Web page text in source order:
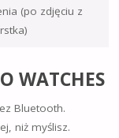
(po zdjęciu z
WATCHES
Bluetooth.
niż myślisz.